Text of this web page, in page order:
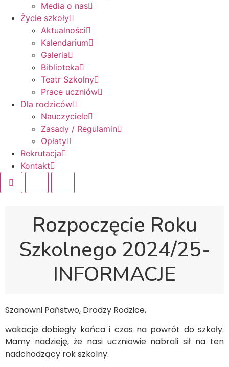
Media o nas
Życie szkoły
Aktualności
Kalendarium
Galeria
Biblioteka
Teatr Szkolny
Prace uczniów
Dla rodziców
Nauczyciele
Zasady / Regulamin
Opłaty
Rekrutacja
Kontakt
Rozpoczęcie Roku
Szkolnego 2024/25-
INFORMACJE
Szanowni Państwo, Drodzy Rodzice,
wakacje dobiegły końca i czas na powrót do szkoły.
Mamy nadzieję, że nasi uczniowie nabrali sił na ten
nadchodzący rok szkolny.